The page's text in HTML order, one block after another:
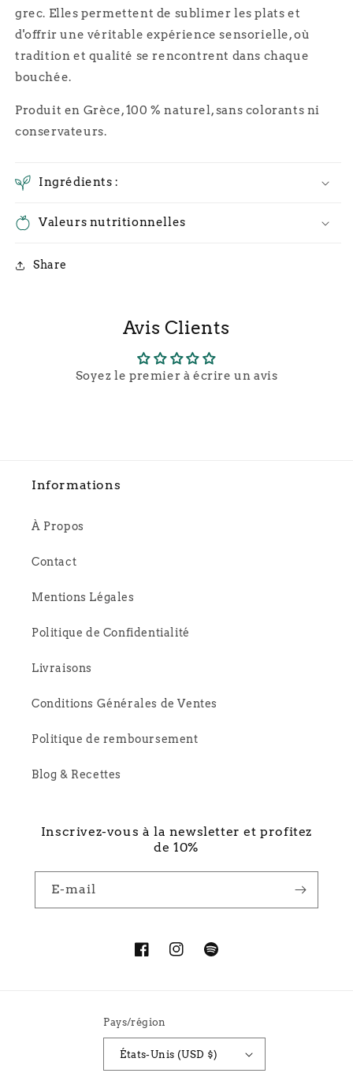
grec. Elles permettent de sublimer les plats et
d'offrir une véritable expérience sensorielle, où
tradition et qualité se rencontrent dans chaque
bouchée.
Produit en Grèce, 100 % naturel, sans colorants ni
conservateurs.
Ingrédients :
Valeurs nutritionnelles
Share
Avis Clients
Soyez le premier à écrire un avis
Informations
À Propos
Contact
Mentions Légales
Politique de Confidentialité
Livraisons
Conditions Générales de Ventes
Politique de remboursement
Blog & Recettes
Inscrivez-vous à la newsletter et profitez
de 10%
E-mail
FacebookInstagramSpotify
Pays/région
États-Unis (USD $)